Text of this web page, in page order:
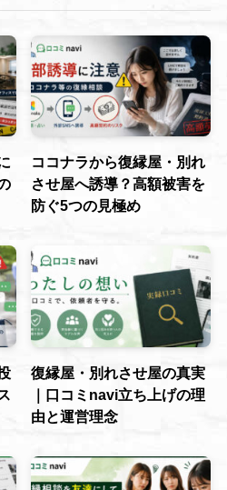
ココナラから復縁屋・別れ
させ屋へ誘導？高額被害を
防ぐ5つの見極め
復縁屋・別れさせ屋の真実
｜口コミnavi立ち上げの理
由と運営理念